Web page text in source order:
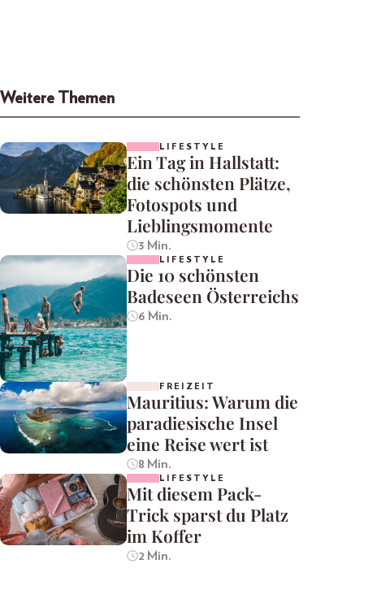
Weitere Themen
LIFESTYLE
Ein Tag in Hallstatt:
die schönsten Plätze,
Fotospots und
Lieblingsmomente
3 Min.
LIFESTYLE
Die 10 schönsten
Badeseen Österreichs
6 Min.
FREIZEIT
Mauritius: Warum die
paradiesische Insel
eine Reise wert ist
8 Min.
LIFESTYLE
Mit diesem Pack-
Trick sparst du Platz
im Koffer
2 Min.